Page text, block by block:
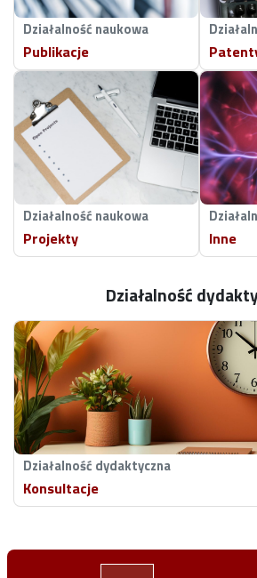
Działalność naukowa
Publikacje
Działalność naukowa
Projekty Inne
Działalność
Działalność dydaktyczna
Konsultacje